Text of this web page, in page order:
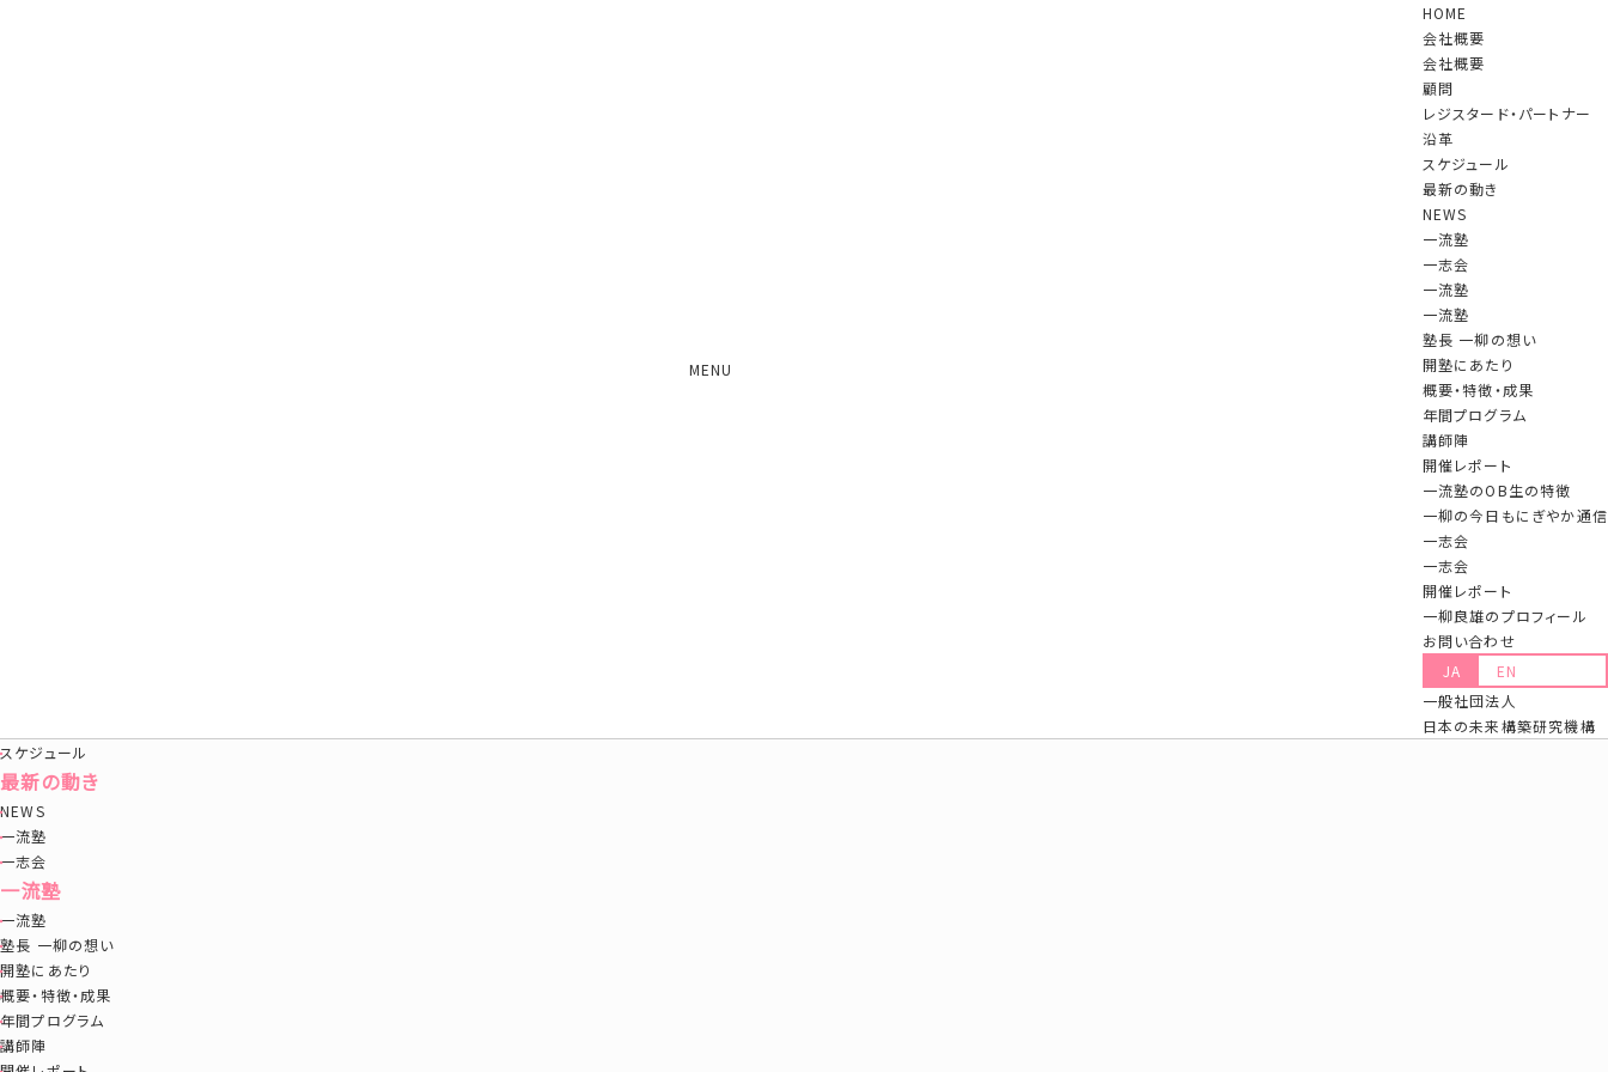
MENU
HOME
会社概要
会社概要
顧問
レジスタード・パートナー
沿革
スケジュール
最新の動き
NEWS
一流塾
一志会
一流塾
一流塾
塾長 一柳の想い
開塾にあたり
概要・特徴・成果
年間プログラム
講師陣
開催レポート
一流塾のOB生の特徴
一柳の今日もにぎやか通信
一志会
一志会
開催レポート
一柳良雄のプロフィール
お問い合わせ
JA
EN
一般社団法人
日本の未来構築研究機構
2026.06.26 更新
スケジュール
最新の動き
NEWS
一流塾
一志会
一流塾
一流塾
塾長 一柳の想い
開塾にあたり
概要・特徴・成果
年間プログラム
講師陣